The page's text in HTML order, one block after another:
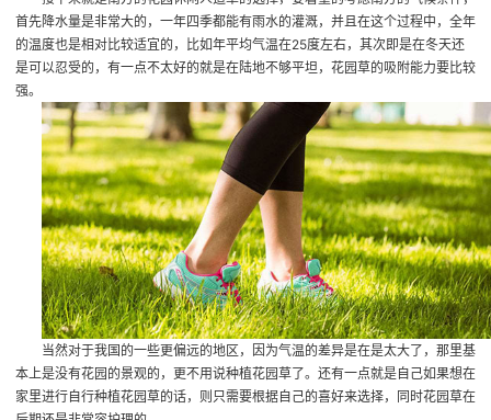
首先降水量是非常大的，一年四季都能有雨水的灌溉，并且在这个过程中，全年
的温度也是相对比较适宜的，比如年平均气温在25度左右，其次即是在冬天还
是可以忍受的，有一点不太好的就是在陆地不够平坦，花园草的吸附能力要比较
强。
当然对于我国的一些更偏远的地区，因为气温的差异是在是太大了，那里基
本上是没有花园的景观的，更不用说种植花园草了。还有一点就是自己如果想在
家里进行自行种植花园草的话，则只需要根据自己的喜好来选择，同时花园草在